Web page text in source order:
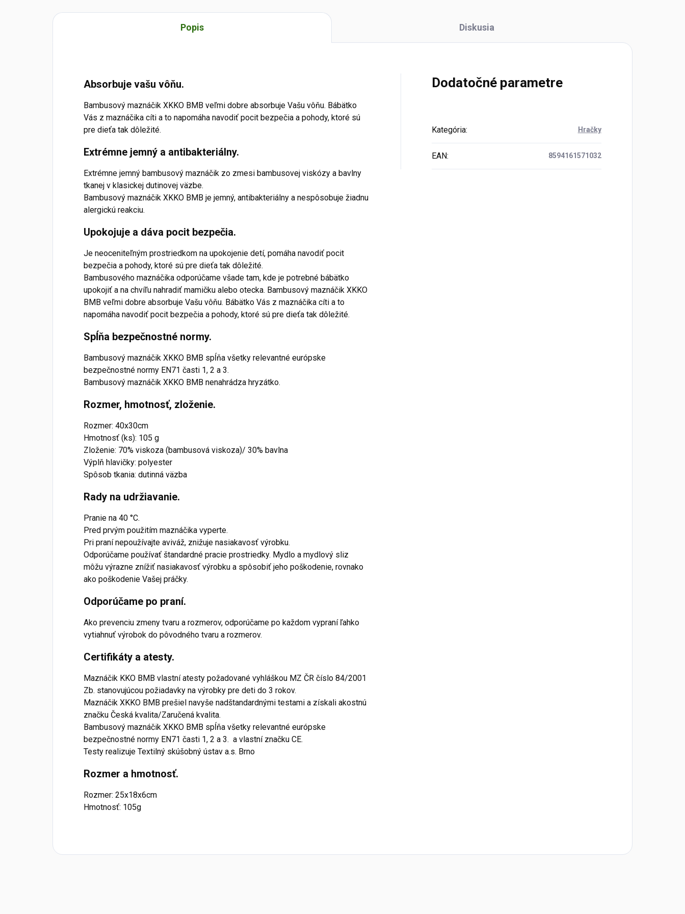
Popis Diskusia
Absorbuje vašu vôňu.
Bambusový maznáčik XKKO BMB veľmi dobre absorbuje Vašu vôňu. Bábätko
Vás z maznáčika cíti a to napomáha navodiť pocit bezpečia a pohody, ktoré sú
pre dieťa tak dôležité.
Extrémne jemný a antibakteriálny.
Extrémne jemný bambusový maznáčik zo zmesi bambusovej viskózy a bavlny
tkanej v klasickej dutinovej väzbe.
Bambusový maznáčik XKKO BMB je jemný, antibakteriálny a nespôsobuje žiadnu
alergickú reakciu.
Upokojuje a dáva pocit bezpečia.
Je neoceniteľným prostriedkom na upokojenie detí, pomáha navodiť pocit
bezpečia a pohody, ktoré sú pre dieťa tak dôležité.
Bambusového maznáčika odporúčame všade tam, kde je potrebné bábätko
upokojiť a na chvíľu nahradiť mamičku alebo otecka. Bambusový maznáčik XKKO
BMB veľmi dobre absorbuje Vašu vôňu. Bábätko Vás z maznáčika cíti a to
napomáha navodiť pocit bezpečia a pohody, ktoré sú pre dieťa tak dôležité.
Spĺňa bezpečnostné normy.
Bambusový maznáčik XKKO BMB spĺňa všetky relevantné európske
bezpečnostné normy EN71 časti 1, 2 a 3.
Bambusový maznáčik XKKO BMB nenahrádza hryzátko.
Rozmer, hmotnosť, zloženie.
Rozmer: 40x30cm
Hmotnosť (ks): 105 g
Zloženie: 70% viskoza (bambusová viskoza)/ 30% bavlna
Výplň hlavičky: polyester
Spôsob tkania: dutinná väzba
Rady na udržiavanie.
Pranie na 40 °C.
Pred prvým použitím maznáčika vyperte.
Pri praní nepoužívajte aviváž, znižuje nasiakavosť výrobku.
Odporúčame používať štandardné pracie prostriedky. Mydlo a mydlový sliz
môžu výrazne znížiť nasiakavosť výrobku a spôsobiť jeho poškodenie, rovnako
ako poškodenie Vašej práčky.
Odporúčame po praní.
Ako prevenciu zmeny tvaru a rozmerov, odporúčame po každom vypraní ľahko
vytiahnuť výrobok do pôvodného tvaru a rozmerov.
Certifikáty a atesty.
Maznáčik KKO BMB vlastní atesty požadované vyhláškou MZ ČR číslo 84/2001
Zb. stanovujúcou požiadavky na výrobky pre deti do 3 rokov.
Maznáčik XKKO BMB prešiel navyše nadštandardnými testami a získali akostnú
značku Česká kvalita/Zaručená kvalita.
Bambusový maznáčik XKKO BMB spĺňa všetky relevantné európske
bezpečnostné normy EN71 časti 1, 2 a 3. a vlastní značku CE.
Testy realizuje Textilný skúšobný ústav a.s. Brno
Rozmer a hmotnosť.
Rozmer: 25x18x6cm
Hmotnosť: 105g
Dodatočné parametre
Kategória: Hračky
EAN: 8594161571032